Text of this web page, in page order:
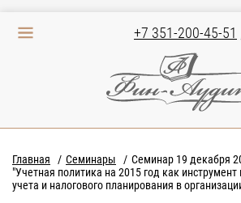
+7 351-200-45-51
Главная Семинары
Семинар 19 декабря
"Учетная политика на 2015 год как
учета и налогового планирования в